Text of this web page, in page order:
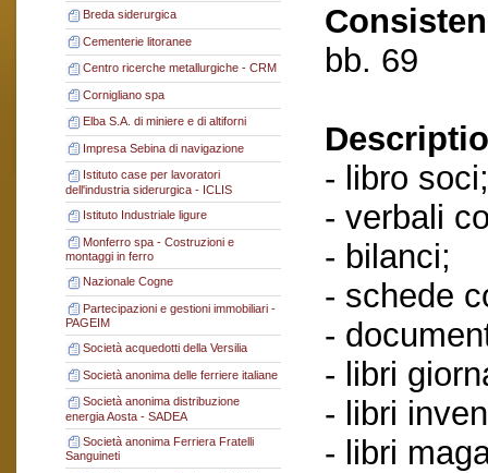
Breda siderurgica
Cementerie litoranee
Centro ricerche metallurgiche - CRM
Cornigliano spa
Elba S.A. di miniere e di altiforni
Impresa Sebina di navigazione
Istituto case per lavoratori
dell'industria siderurgica - ICLIS
Istituto Industriale ligure
Monferro spa - Costruzioni e
montaggi in ferro
Nazionale Cogne
Partecipazioni e gestioni immobiliari -
PAGEIM
Società acquedotti della Versilia
Società anonima delle ferriere italiane
Società anonima distribuzione
energia Aosta - SADEA
Società anonima Ferriera Fratelli
Sanguineti
bb. 69
- libro soci;
- verbali
- bilanci;
- schede
-
- libri
- libri
- libri